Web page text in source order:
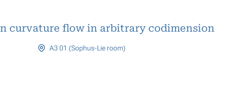
curvature flow in arbitrary codimension
A3 01 (Sophus-Lie room)